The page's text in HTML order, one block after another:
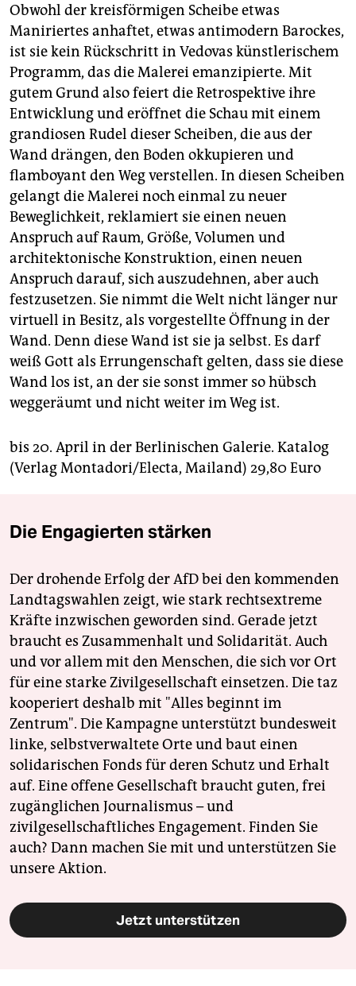
Obwohl der kreisförmigen Scheibe etwas
Maniriertes anhaftet, etwas antimodern Barockes,
ist sie kein Rückschritt in Vedovas künstlerischem
Programm, das die Malerei emanzipierte. Mit
gutem Grund also feiert die Retrospektive ihre
Entwicklung und eröffnet die Schau mit einem
grandiosen Rudel dieser Scheiben, die aus der
Wand drängen, den Boden okkupieren und
flamboyant den Weg verstellen. In diesen Scheiben
gelangt die Malerei noch einmal zu neuer
Beweglichkeit, reklamiert sie einen neuen
Anspruch auf Raum, Größe, Volumen und
architektonische Konstruktion, einen neuen
Anspruch darauf, sich auszudehnen, aber auch
festzusetzen. Sie nimmt die Welt nicht länger nur
virtuell in Besitz, als vorgestellte Öffnung in der
Wand. Denn diese Wand ist sie ja selbst. Es darf
weiß Gott als Errungenschaft gelten, dass sie diese
Wand los ist, an der sie sonst immer so hübsch
weggeräumt und nicht weiter im Weg ist.
bis 20. April in der Berlinischen Galerie. Katalog
(Verlag Montadori/Electa, Mailand) 29,80 Euro
Die Engagierten stärken
Der drohende Erfolg der AfD bei den kommenden
Landtagswahlen zeigt, wie stark rechtsextreme
Kräfte inzwischen geworden sind. Gerade jetzt
braucht es Zusammenhalt und Solidarität. Auch
und vor allem mit den Menschen, die sich vor Ort
für eine starke Zivilgesellschaft einsetzen. Die taz
kooperiert deshalb mit "Alles beginnt im
Zentrum". Die Kampagne unterstützt bundesweit
linke, selbstverwaltete Orte und baut einen
solidarischen Fonds für deren Schutz und Erhalt
auf. Eine offene Gesellschaft braucht guten, frei
zugänglichen Journalismus – und
zivilgesellschaftliches Engagement. Finden Sie
auch? Dann machen Sie mit und unterstützen Sie
unsere Aktion.
Jetzt unterstützen